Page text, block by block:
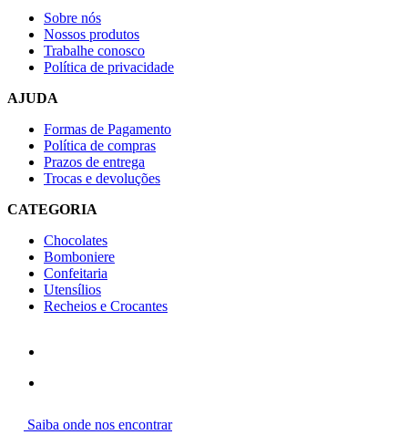
Sobre nós
Nossos produtos
Trabalhe conosco
Política de privacidade
AJUDA
Formas de Pagamento
Política de compras
Prazos de entrega
Trocas e devoluções
CATEGORIA
Chocolates
Bomboniere
Confeitaria
Utensílios
Recheios e Crocantes
Saiba onde nos encontrar